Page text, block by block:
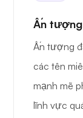
Ấn
Ấn tượng
các tên
mạnh mẽ
lĩnh vực